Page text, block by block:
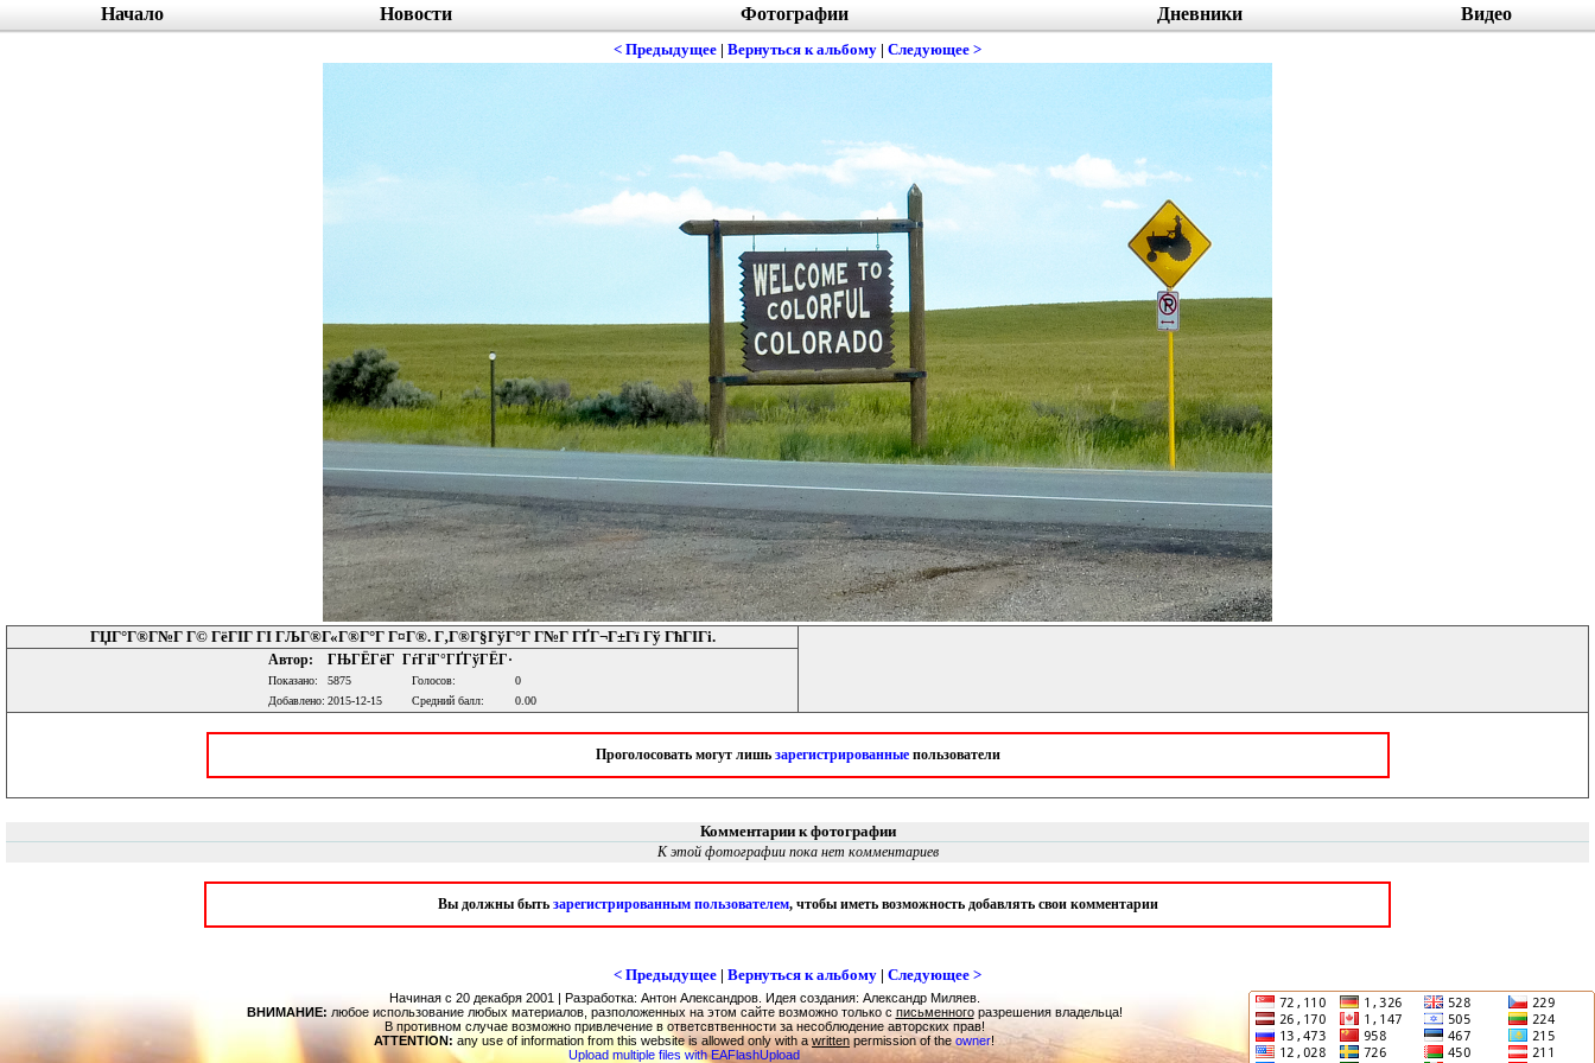
Начало Новости Фотографии Дневники Видео
< Предыдущее | Вернуться к альбому | Следующее >
ГЏГ°Г®Г№Г Г© ГёГІГ ГІ ГЉГ®Г«Г®Г°Г Г¤Г®. Г‚Г®Г§ГўГ°Г Г№Г ГҐГ¬Г±Гї Гў ГћГІГі.
Автор: ГЊГЁГёГ ГѓГіГ°ГҐГўГЁГ·
Показано: 5875 Голосов:
0
Добавлено: 2015-12-15 Средний балл: 0.00
Проголосовать могут лишь зарегистрированныепользователи
Комментарии к фотографии
К этой фотографии пока нет комментариев
Вы должны быть зарегистрированным пользователем, чтобы иметь возможность добавлять свои комментарии
< Предыдущее | Вернуться к альбому | Следующее >
Начиная с 20 декабря 2001 | Разработка: Антон Александров. Идея создания: Александр Миляев.
ВНИМАНИЕ: любое использование любых материалов, разположенных на этом сайте возможно только с письменногоразрешения владельца!
В противном случае возможно привлечение в ответсвтвенности за несоблюдение авторских прав!
ATTENTION: any use of information from this website is allowed only with awrittenpermission of the owner!
Upload multiple files with EAFlashUpload